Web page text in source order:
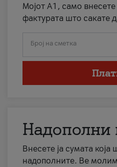
Мојот А1, само внесете
фактурата што сакате
Број на сметка
Надополни
Внесете ја сумата која
надополните. Ве